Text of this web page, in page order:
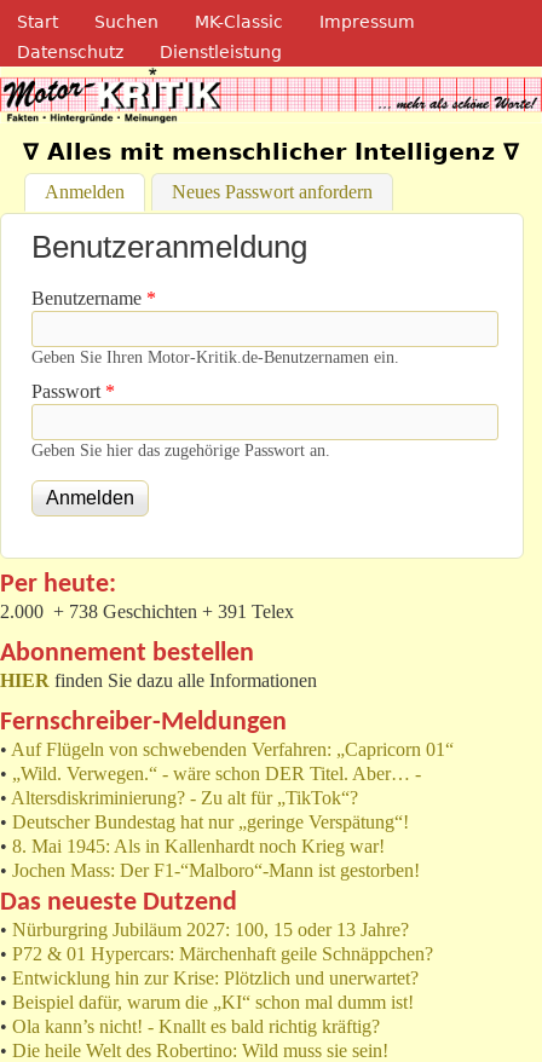
Direkt zum Inhalt
Navigation
Start Suchen MK-Classic
Impressum
Datenschutz
Dienstleistung
Motor-Kritik.de
∇ Alles mit menschlicher Intelligenz ∇
Anmelden (aktiver Reiter)
Neues Passwort anfordern
Benutzeranmeldung
Benutzername *
Geben Sie Ihren Motor-Kritik.de-Benutzernamen ein.
Passwort *
Geben Sie hier das zugehörige Passwort an.
Per heute:
2.000 + 738 Geschichten + 391 Telex
Abonnement bestellen
HIER finden Sie dazu alle Informationen
Fernschreiber-Meldungen
• Auf Flügeln von schwebenden Verfahren: „Capricorn 01“
• „Wild. Verwegen.“ - wäre schon DER Titel. Aber… -
• Altersdiskriminierung? - Zu alt für „TikTok“?
• Deutscher Bundestag hat nur „geringe Verspätung“!
• 8. Mai 1945: Als in Kallenhardt noch Krieg war!
• Jochen Mass: Der F1-“Malboro“-Mann ist gestorben!
Das neueste Dutzend
• Nürburgring Jubiläum 2027: 100, 15 oder 13 Jahre?
• P72 & 01 Hypercars: Märchenhaft geile Schnäppchen?
• Entwicklung hin zur Krise: Plötzlich und unerwartet?
• Beispiel dafür, warum die „KI“ schon mal dumm ist!
• Ola kann’s nicht! - Knallt es bald richtig kräftig?
• Die heile Welt des Robertino: Wild muss sie sein!